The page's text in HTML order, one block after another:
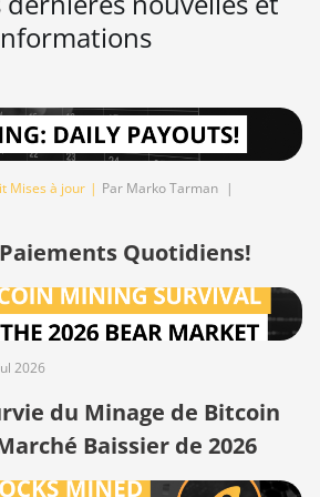
Mises à jour | Par Marko Tarman |
Quotidiens!
2026
du Minage de Bitcoin
Baissier de 2026